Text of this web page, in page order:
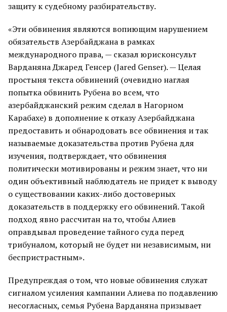
защиту к судебному разбирательству.
«Эти обвинения являются вопиющим нарушением
обязательств Азербайджана в рамках
международного права, — сказал юрисконсульт
Варданяна Джаред Генсер (Jared Genser). — Целая
простыня текста обвинений (очевидно наглая
попытка обвинить Рубена во всем, что
азербайджанский режим сделал в Нагорном
Карабахе) в дополнение к отказу Азербайджана
предоставить и обнародовать все обвинения и так
называемые доказательства против Рубена для
изучения, подтверждает, что обвинения
политически мотивированы и режим знает, что ни
один объективный наблюдатель не придет к выводу
о существовании каких-либо достоверных
доказательств в поддержку его обвинений. Такой
подход явно рассчитан на то, чтобы Алиев
оправдывал проведение тайного суда перед
трибуналом, который не будет ни независимым, ни
беспристрастным».
Предупреждая о том, что новые обвинения служат
сигналом усиления кампании Алиева по подавлению
несогласных, семья Рубена Варданяна призывает